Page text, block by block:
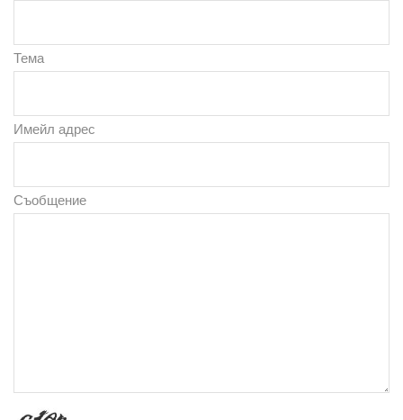
Тема
Имейл адрес
Съобщение